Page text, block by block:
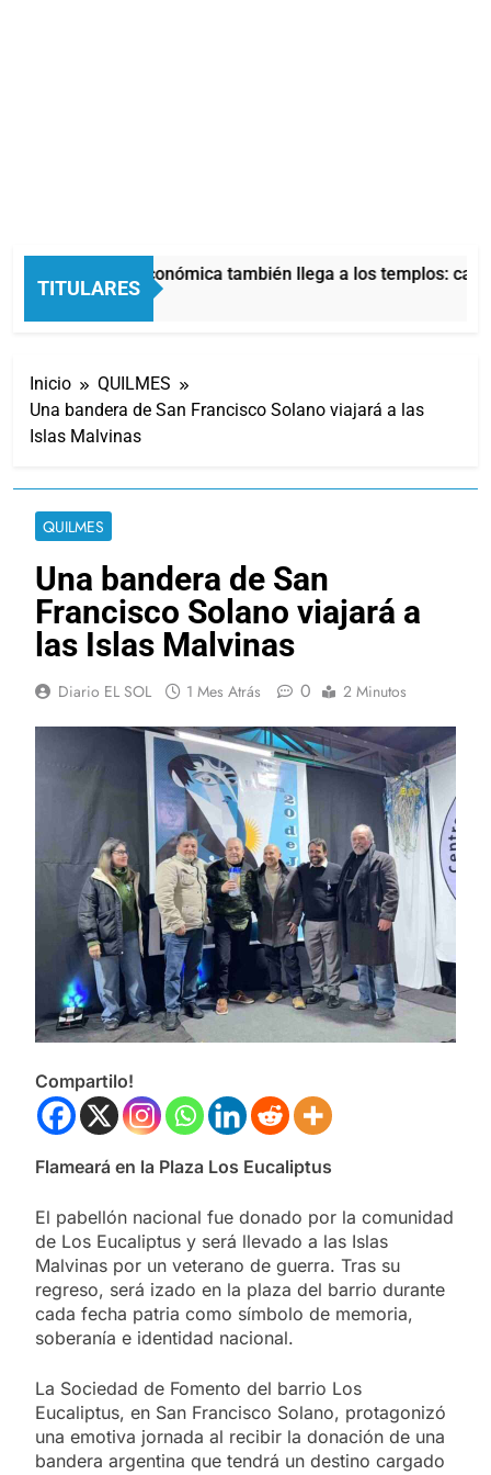
TITULARES
La crisis económica también llega a los templos: casi
11 Horas Atrás
Inicio
QUILMES
Una bandera de San Francisco Solano viajará a las
Islas Malvinas
QUILMES
Una bandera de San
Francisco Solano viajará a
las Islas Malvinas
Diario EL SOL 1 Mes Atrás 0 2 Minutos
Compartilo!
Flameará en la Plaza Los Eucaliptus
El pabellón nacional fue donado por la comunidad
de Los Eucaliptus y será llevado a las Islas
Malvinas por un veterano de guerra. Tras su
regreso, será izado en la plaza del barrio durante
cada fecha patria como símbolo de memoria,
soberanía e identidad nacional.
La Sociedad de Fomento del barrio Los
Eucaliptus, en San Francisco Solano, protagonizó
una emotiva jornada al recibir la donación de una
bandera argentina que tendrá un destino cargado